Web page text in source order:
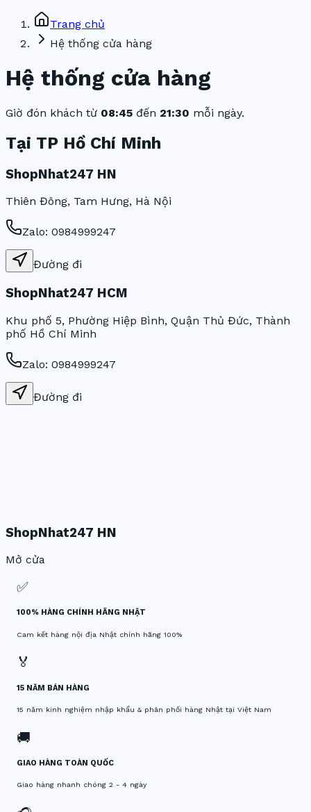
Trang chủ
Hệ thống cửa hàng
Hệ thống cửa hàng
Giờ đón khách từ 08:45 đến 21:30 mỗi ngày.
Tại TP Hồ Chí Minh
ShopNhat247 HN
Thiên Đông, Tam Hưng, Hà Nội
Zalo: 0984999247
Đường đi
ShopNhat247 HCM
Khu phố 5, Phường Hiệp Bình, Quận Thủ Đức, Thành
phố Hồ Chí Minh
Zalo: 0984999247
Đường đi
ShopNhat247 HN
Mở cửa
✅
100% HÀNG CHÍNH HÃNG NHẬT
Cam kết hàng nội địa Nhật chính hãng 100%
🏅
15 NĂM BÁN HÀNG
15 năm kinh nghiệm nhập khẩu & phân phối hàng Nhật tại Việt Nam
🚚
GIAO HÀNG TOÀN QUỐC
Giao hàng nhanh chóng 2 - 4 ngày